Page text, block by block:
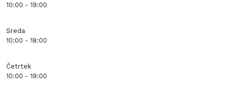
10:00 - 19:00
Sreda
10:00 - 18:00
Četrtek
10:00 - 19:00